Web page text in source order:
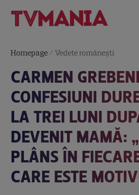
Homepage /Vedete româneşti
CARMEN
CONFESIUNI
LA TREI LUNI
DEVENIT MAMĂ:
PLÂNS ÎN
CARE ESTE